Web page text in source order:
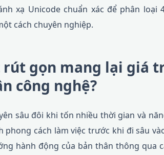
xạ Unicode chuẩn xác để phân
cách chuyên nghiệp.
rút gọn mang lại giá
công nghệ?
sâu đôi khi tốn nhiều thời gian và
phong cách làm việc trước khi đi sâu
hành động của bản thân thông qua